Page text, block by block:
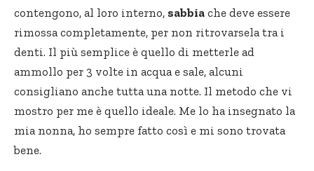
contengono, al loro interno, sabbia che deve essere
rimossa completamente, per non ritrovarsela tra i
denti. Il più semplice è quello di metterle ad
ammollo per 3 volte in acqua e sale, alcuni
consigliano anche tutta una notte. Il metodo che vi
mostro per me è quello ideale. Me lo ha insegnato la
mia nonna, ho sempre fatto così e mi sono trovata
bene.